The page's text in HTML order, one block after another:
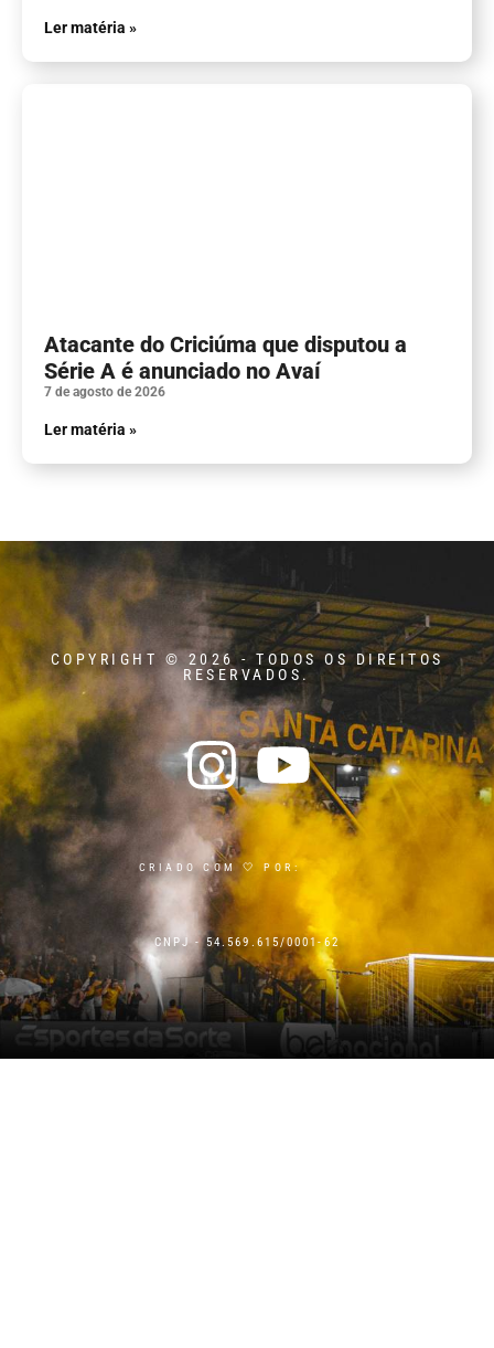
Ler matéria »
Atacante do Criciúma que disputou a
Série A é anunciado no Avaí
7 de agosto de 2026
Ler matéria »
COPYRIGHT © 2026 - TODOS OS DIREITOS
RESERVADOS.
CRIADO COM 🤍 POR:
CNPJ - 54.569.615/0001-62